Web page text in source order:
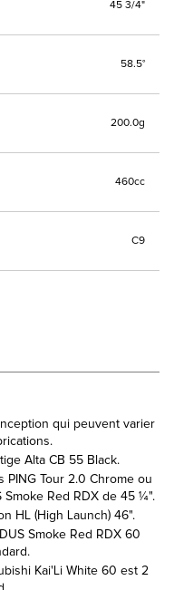
45 3/4"
58.5°
200.0g
460cc
C9
qui peuvent varier
Alta CB 55 Black.
Tour 2.0 Chrome ou
Smoke Red RDX de 45 ¼".
HL (High Launch) 46".
Smoke Red RDX 60
Kai'Li White 60 est 2